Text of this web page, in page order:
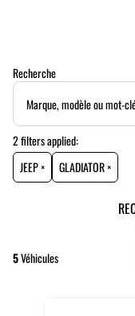
Recherche
2filtersapplied:
JEEP ×
GLADIATOR ×
5Véhicules